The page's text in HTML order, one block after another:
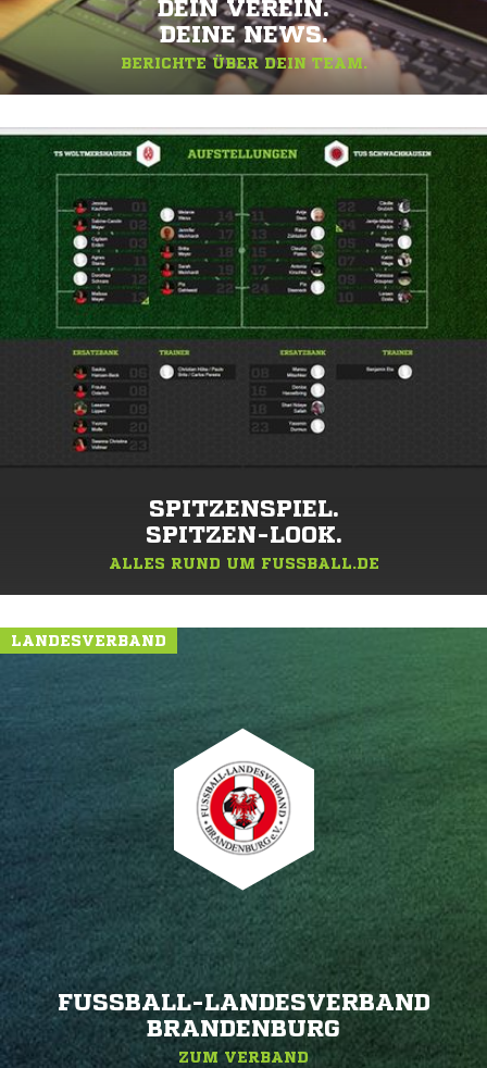
DEIN VEREIN.
DEINE NEWS.
BERICHTE ÜBER DEIN TEAM.
SPITZENSPIEL.
SPITZEN-LOOK.
ALLES RUND UM FUSSBALL.DE
LANDESVERBAND
FUSSBALL-LANDESVERBAND B
RANDENBURG
ZUM VERBAND